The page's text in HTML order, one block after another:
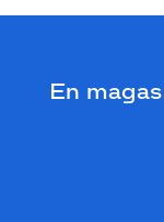
En